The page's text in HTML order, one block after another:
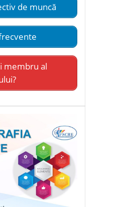
de muncă
membru al